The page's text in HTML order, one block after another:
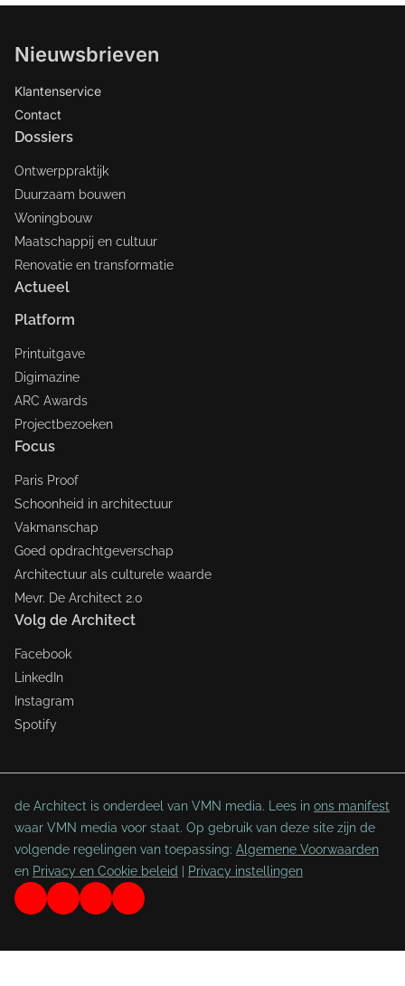
Nieuwsbrieven
Klantenservice
Contact
Dossiers
Ontwerppraktijk
Duurzaam bouwen
Woningbouw
Maatschappij en cultuur
Renovatie en transformatie
Actueel
Platform
Printuitgave
Digimazine
ARC Awards
Projectbezoeken
Focus
Paris Proof
Schoonheid in architectuur
Vakmanschap
Goed opdrachtgeverschap
Architectuur als culturele waarde
Mevr. De Architect 2.0
Volg de Architect
Facebook
LinkedIn
Instagram
Spotify
de Architect is onderdeel van VMN media. Lees in ons manifest
waar VMN media voor staat. Op gebruik van deze site zijn de
volgende regelingen van toepassing: Algemene Voorwaarden
en Privacy en Cookie beleid Privacy instellingen